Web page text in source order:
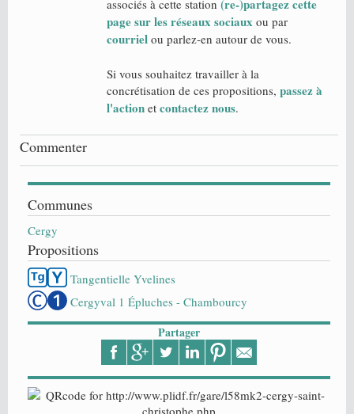
Communes
Cergy
Propositions
Tangentielle Yvelines
Cergyval 1 Épluches - Chambourcy
Partager
associés à cette station (re-)partagez cette
page sur les réseaux sociaux ou par
courriel ou parlez-en autour de vous.
Si vous souhaitez travailler à la
concrétisation de ces propositions, passez à
l'action et contactez nous.
Commenter